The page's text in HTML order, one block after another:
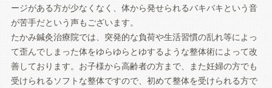
ージがある方が少なくなく、体から発せられるバキバキという音
が苦手だという声もございます。
たかみ鍼灸治療院では、突発的な負荷や生活習慣の乱れ等によっ
て歪んでしまった体をゆらゆらとゆするような整体術によって改
善しております。お子様から高齢者の方まで、また妊婦の方でも
受けられるソフトな整体ですので、初めて整体を受けられる方で